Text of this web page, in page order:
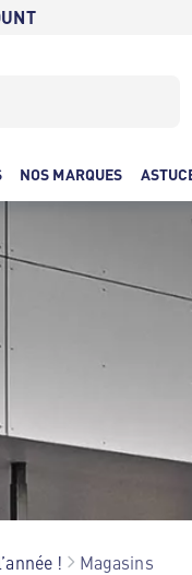
NOS MARQUES
! Magasins